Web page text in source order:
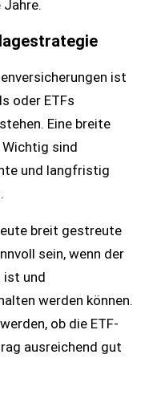
ist
oder ETFs
Eine breite
sind
und langfristig
breit gestreute
sein, wenn der
ist und
werden können.
ob die ETF-
ausreichend gut